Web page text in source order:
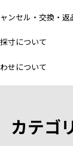
ンセル・交換・返
寸について
せについて
カテゴ